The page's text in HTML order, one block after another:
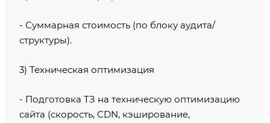
- Суммарная стоимость (по блоку аудита/
структуры).
3) Техническая оптимизация
- Подготовка ТЗ на техническую оптимизацию
сайта (скорость, CDN, кэширование,